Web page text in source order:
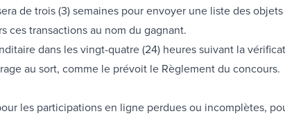
de trois (3) semaines pour envoyer une liste des
ces transactions au nom du gagnant.
dans les vingt-quatre (24) heures suivant la
au sort, comme le prévoit le Règlement du concours.
les participations en ligne perdues ou incomplètes,